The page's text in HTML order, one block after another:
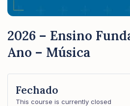
2026 – Ensino
Ano – Música
Fechado
This course is currently closed